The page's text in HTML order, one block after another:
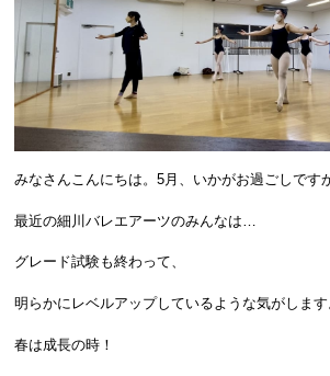
みなさんこんにちは。5月、いかがお過ごしです
最近の細川バレエアーツのみんなは…
グレード試験も終わって、
明らかにレベルアップしているような気がします
春は成長の時！